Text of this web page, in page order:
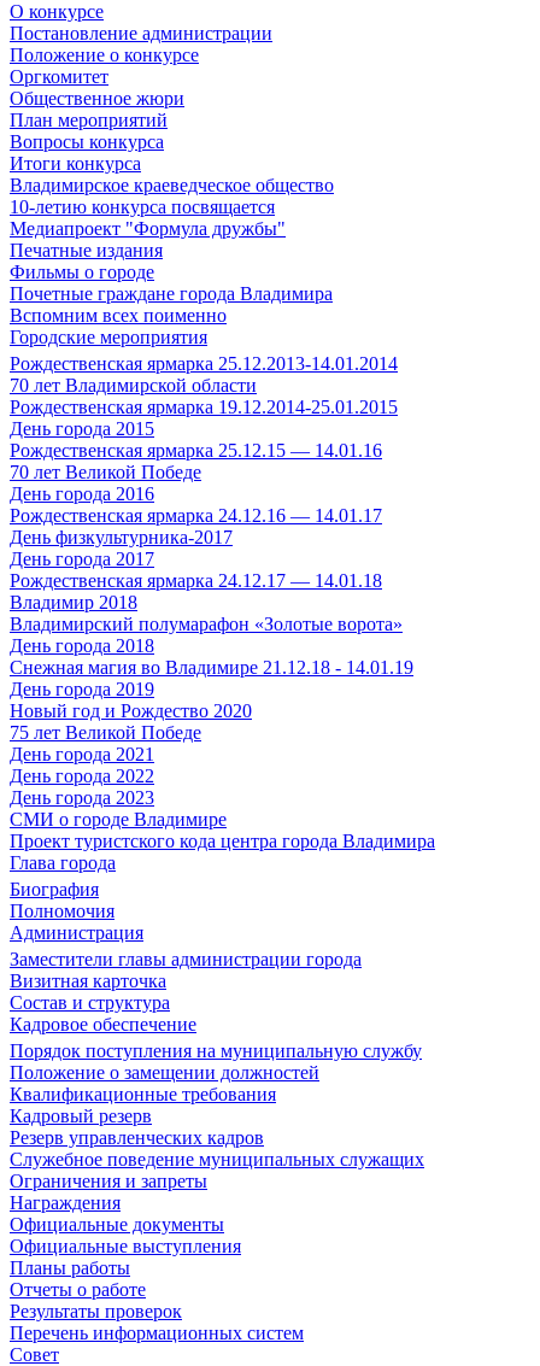
О конкурсе
Постановление администрации
Положение о конкурсе
Оргкомитет
Общественное жюри
План мероприятий
Вопросы конкурса
Итоги конкурса
Владимирское краеведческое общество
10-летию конкурса посвящается
Медиапроект "Формула дружбы"
Печатные издания
Фильмы о городе
Почетные граждане города Владимира
Вспомним всех поименно
Городские мероприятия
Рождественская ярмарка 25.12.2013-14.01.2014
70 лет Владимирской области
Рождественская ярмарка 19.12.2014-25.01.2015
День города 2015
Рождественская ярмарка 25.12.15 — 14.01.16
70 лет Великой Победе
День города 2016
Рождественская ярмарка 24.12.16 — 14.01.17
День физкультурника-2017
День города 2017
Рождественская ярмарка 24.12.17 — 14.01.18
Владимир 2018
Владимирский полумарафон «Золотые ворота»
День города 2018
Снежная магия во Владимире 21.12.18 - 14.01.19
День города 2019
Новый год и Рождество 2020
75 лет Великой Победе
День города 2021
День города 2022
День города 2023
СМИ о городе Владимире
Проект туристского кода центра города Владимира
Глава города
Биография
Полномочия
Администрация
Заместители главы администрации города
Визитная карточка
Состав и структура
Кадровое обеспечение
Порядок поступления на муниципальную службу
Положение о замещении должностей
Квалификационные требования
Кадровый резерв
Резерв управленческих кадров
Служебное поведение муниципальных служащих
Ограничения и запреты
Награждения
Официальные документы
Официальные выступления
Планы работы
Отчеты о работе
Результаты проверок
Перечень информационных систем
Совет